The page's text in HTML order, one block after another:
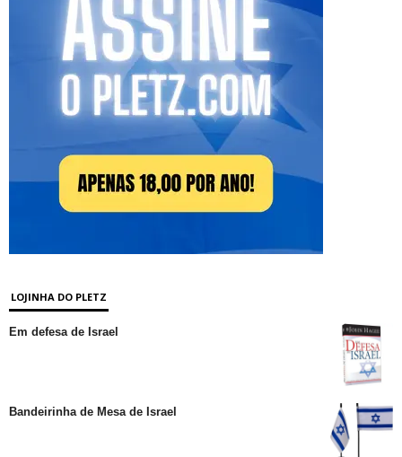
LOJINHA DO PLETZ
Em defesa de Israel
Bandeirinha de Mesa de Israel